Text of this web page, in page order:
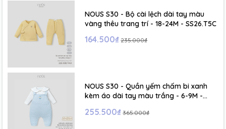
NOUS S30 - Bộ cài lệch dài tay màu
vàng thêu trang trí - 18-24M - SS26.T5C
164.500₫ 235.000₫
NOUS S30 - Quần yếm chấm bi xanh
kèm áo dài tay màu trắng - 6-9M -
255.500₫ 365.000₫